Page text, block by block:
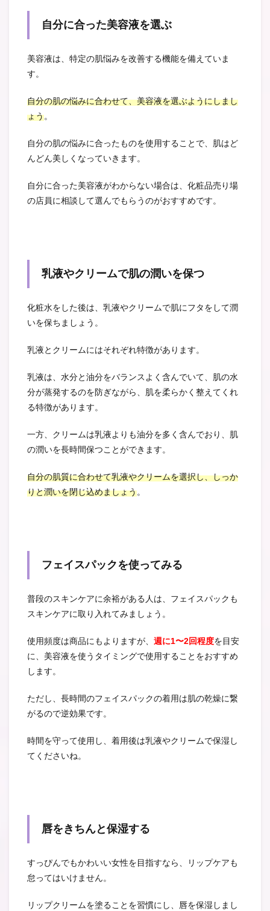
自分に合った美容液を選ぶ
美容液は、特定の肌悩みを改善する機能を備えていま
す。
自分の肌の悩みに合わせて、美容液を選ぶようにしまし
ょう。
自分の肌の悩みに合ったものを使用することで、肌はど
んどん美しくなっていきます。
自分に合った美容液がわからない場合は、化粧品売り場
の店員に相談して選んでもらうのがおすすめです。
乳液やクリームで肌の潤いを保つ
化粧水をした後は、乳液やクリームで肌にフタをして潤
いを保ちましょう。
乳液とクリームにはそれぞれ特徴があります。
乳液は、水分と油分をバランスよく含んでいて、肌の水
分が蒸発するのを防ぎながら、肌を柔らかく整えてくれ
る特徴があります。
一方、クリームは乳液よりも油分を多く含んでおり、肌
の潤いを長時間保つことができます。
自分の肌質に合わせて乳液やクリームを選択し、しっか
りと潤いを閉じ込めましょう。
フェイスパックを使ってみる
普段のスキンケアに余裕がある人は、フェイスパックも
スキンケアに取り入れてみましょう。
使用頻度は商品にもよりますが、 週に1〜2回程度を目安
に、美容液を使うタイミングで使用することをおすすめ
します。
ただし、長時間のフェイスパックの着用は肌の乾燥に繋
がるので逆効果です。
時間を守って使用し、着用後は乳液やクリームで保湿し
てくださいね。
唇をきちんと保湿する
すっぴんでもかわいい女性を目指すなら、リップケアも
怠ってはいけません。
リップクリームを塗ることを習慣にし、唇を保湿しまし